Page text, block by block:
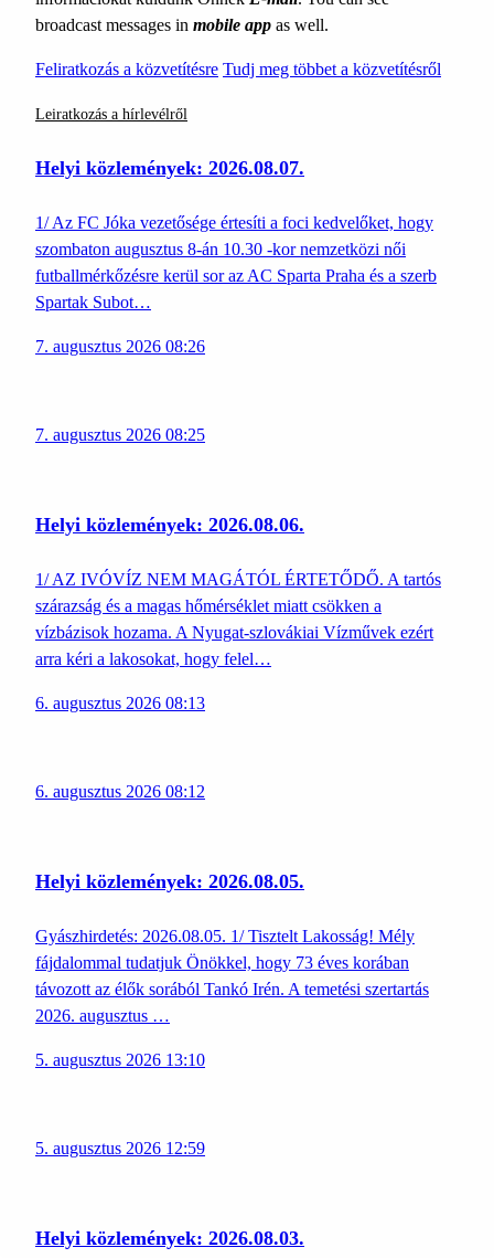
broadcast messages in mobile app as well.
Feliratkozás a közvetítésre Tudj meg többet a közvetítésről
Leiratkozás a hírlevélről
Helyi közlemények: 2026.08.07.
1/ Az FC Jóka vezetősége értesíti a foci kedvelőket, hogy
szombaton augusztus 8-án 10.30 -kor nemzetközi női
futballmérkőzésre kerül sor az AC Sparta Praha és a szerb
Spartak Subot…
7. augusztus 2026 08:26
7. augusztus 2026 08:25
Helyi közlemények: 2026.08.06.
1/ AZ IVÓVÍZ NEM MAGÁTÓL ÉRTETŐDŐ. A tartós
szárazság és a magas hőmérséklet miatt csökken a
vízbázisok hozama. A Nyugat-szlovákiai Vízművek ezért
arra kéri a lakosokat, hogy felel…
6. augusztus 2026 08:13
6. augusztus 2026 08:12
Helyi közlemények: 2026.08.05.
Gyászhirdetés: 2026.08.05. 1/ Tisztelt Lakosság! Mély
fájdalommal tudatjuk Önökkel, hogy 73 éves korában
távozott az élők sorából Tankó Irén. A temetési szertartás
2026. augusztus …
5. augusztus 2026 13:10
5. augusztus 2026 12:59
Helyi közlemények: 2026.08.03.